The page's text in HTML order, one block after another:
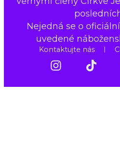
Nejedná se o
uvedené
Kontaktujte nás